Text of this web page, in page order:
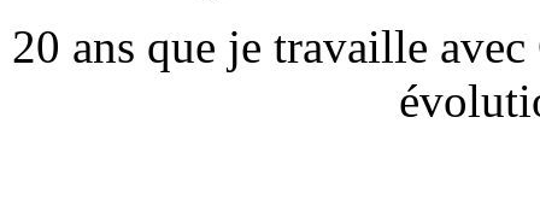
20 ans que je travaille